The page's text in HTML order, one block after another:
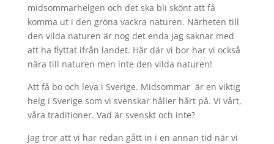
midsommarhelgen och det ska bli skönt att få
komma ut i den gröna vackra naturen. Närheten till
den vilda naturen är nog det enda jag saknar med
att ha flyttat ifrån landet. Här där vi bor har vi också
nära till naturen men inte den vilda naturen!
Att få bo och leva i Sverige. Midsommar är en viktig
helg i Sverige som vi svenskar håller hårt på. Vi vårt,
våra traditioner. Vad är svenskt och inte?
Jag tror att vi har redan gått in i en annan tid när vi